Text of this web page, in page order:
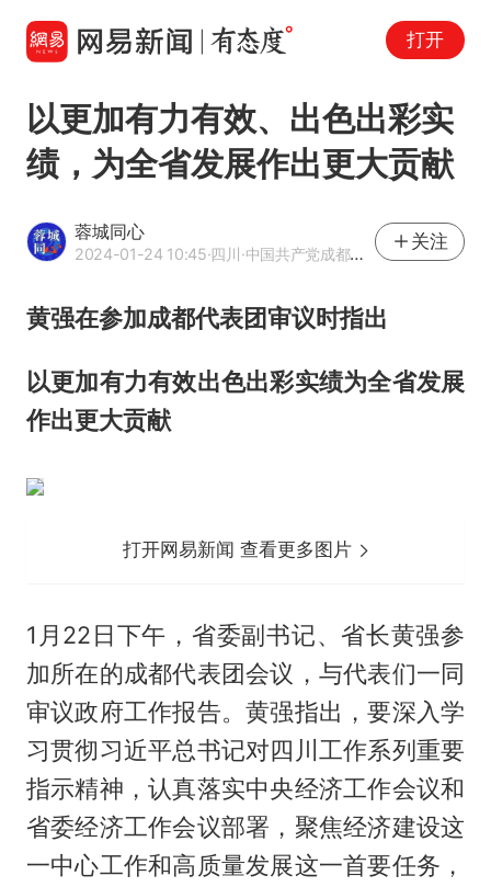
打开
以更加有力有效、出色出彩实
绩，为全省发展作出更大贡献
蓉城同心
2024-01-24 10:45·四川·中国共产党成都市委员会统一战线工作部官方网易号
关注
黄强在参加成都代表团审议时指出
以更加有力有效出色出彩实绩为全省发展
作出更大贡献
打开网易新闻 查看更多图片
1月22日下午，省委副书记、省长黄强参
加所在的成都代表团会议，与代表们一同
审议政府工作报告。黄强指出，要深入学
习贯彻习近平总书记对四川工作系列重要
指示精神，认真落实中央经济工作会议和
省委经济工作会议部署，聚焦经济建设这
一中心工作和高质量发展这一首要任务，